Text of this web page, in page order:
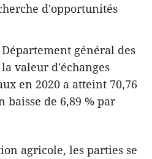
d'opportunités
général des
valeur d'échanges
en 2020 a atteint 70,76
de 6,89 % par
agricole, les parties se